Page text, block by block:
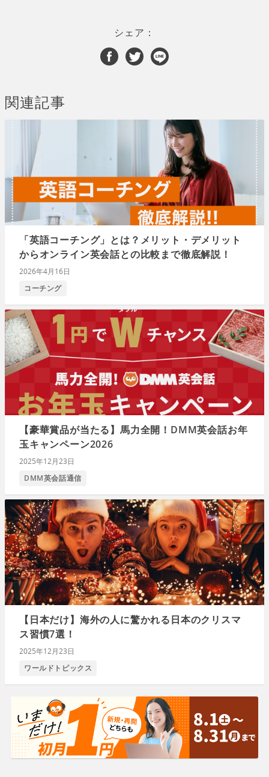
シェア：
関連記事
「英語コーチング」とは？メリット・デメリット
からオンライン英会話との比較まで徹底解説！
2026年4月16日
コーチング
【豪華賞品が当たる】馬力全開！DMM英会話お年
玉キャンペーン2026
2025年12月23日
DMM英会話通信
【日本だけ】海外の人に驚かれる日本のクリスマ
ス習慣7選！
2025年12月23日
ワールドトピックス